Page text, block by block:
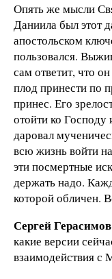
Опять же мысли
Даниила был этот
апостольском
пользовался.
сам ответит, что
плод принести по
принес. Его
отойти ко Господу
даровал
всю жизнь войти
эти посмертные
держать надо.
которой обличен.
Сергей
какие версии
взаимодействия с